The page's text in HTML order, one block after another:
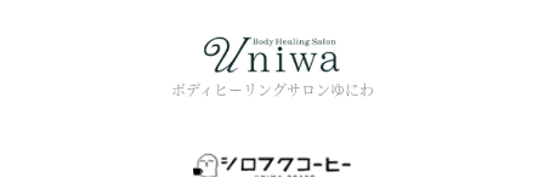
ボディヒーリングサロンゆにわ